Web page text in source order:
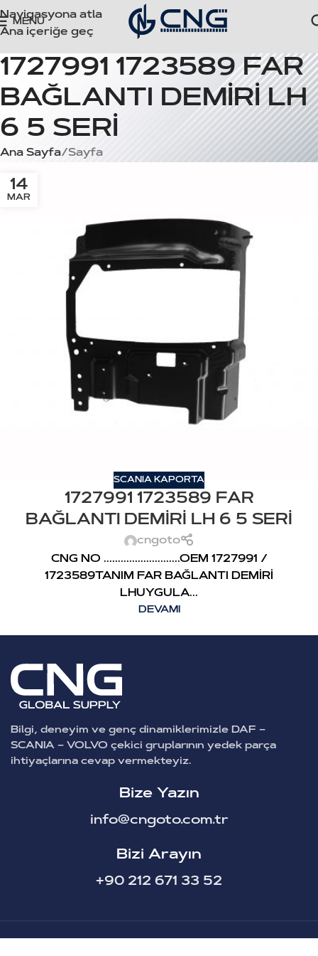
Navigasyona atla
Ana içeriğe geç
MENÜ
1727991 1723589 FAR
BAĞLANTI DEMİRİ LH
6 5 SERİ
Ana Sayfa Sayfa
14
MAR
SCANIA KAPORTA
1727991 1723589 FAR
BAĞLANTI DEMİRİ LH 6 5 SERİ
cngoto
CNG NO ...........................OEM 1727991 /
1723589TANIM FAR BAĞLANTI DEMİRİ
LHUYGULA...
DEVAMI
Bilgi, deneyim ve genç dinamiklerimizle DAF –
SCANIA – VOLVO çekici gruplarının yedek parça
ihtiyaçlarına cevap vermekteyiz.
Bize Yazın
info@cngoto.com.tr
Bizi Arayın
+90 212 671 33 52